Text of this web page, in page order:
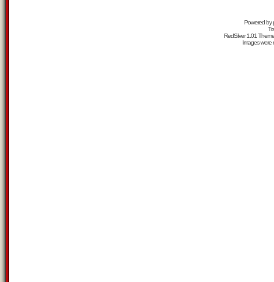
Powered by
RedSilver 1.01
Images were